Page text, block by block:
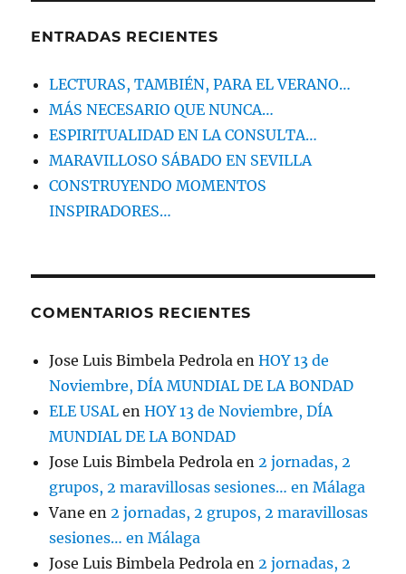
ENTRADAS RECIENTES
LECTURAS, TAMBIÉN, PARA EL VERANO…
MÁS NECESARIO QUE NUNCA…
ESPIRITUALIDAD EN LA CONSULTA…
MARAVILLOSO SÁBADO EN SEVILLA
CONSTRUYENDO MOMENTOS
INSPIRADORES…
COMENTARIOS RECIENTES
Jose Luis Bimbela Pedrola enHOY 13 de
Noviembre, DÍA MUNDIAL DE LA BONDAD
ELE USAL enHOY 13 de Noviembre, DÍA
MUNDIAL DE LA BONDAD
Jose Luis Bimbela Pedrola en2 jornadas, 2
grupos, 2 maravillosas sesiones… en Málaga
Vane en2 jornadas, 2 grupos, 2 maravillosas
sesiones… en Málaga
Jose Luis Bimbela Pedrola en2 jornadas, 2